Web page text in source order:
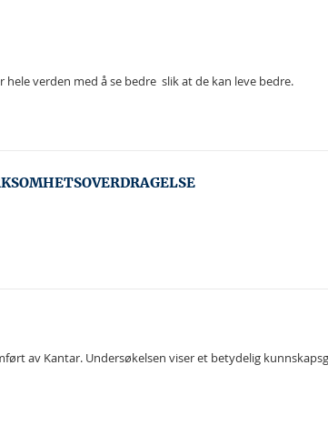
verden med å se bedre  slik at de kan leve bedre.
av Kantar. Undersøkelsen viser et betydelig